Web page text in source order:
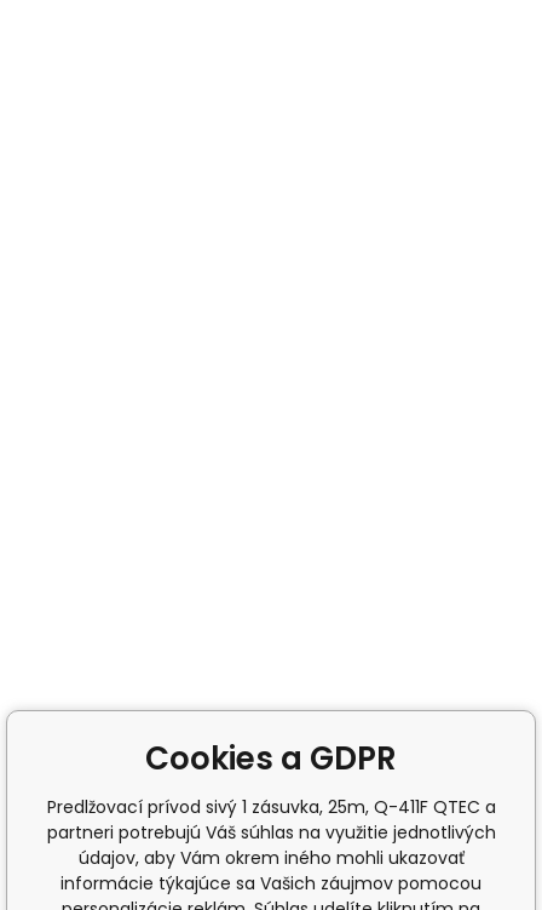
Cookies a GDPR
Predlžovací prívod sivý 1 zásuvka, 25m, Q-411F QTEC a
partneri potrebujú Váš súhlas na využitie jednotlivých
údajov, aby Vám okrem iného mohli ukazovať
informácie týkajúce sa Vašich záujmov pomocou